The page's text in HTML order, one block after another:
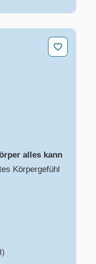
alles kann
alles kann
Körpergefühl